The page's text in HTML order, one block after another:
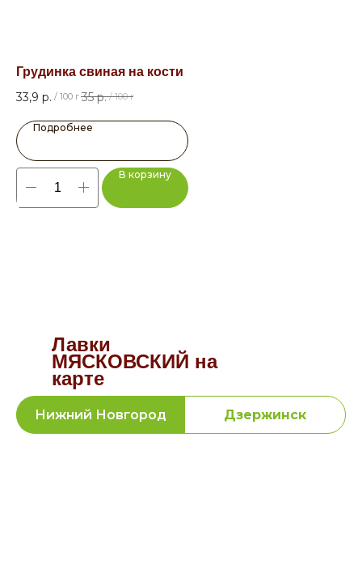
Грудинка свиная на кости
33,9 р. / 100 г 35 р. / 100 г
Подробнее
В корзину
Лавки
МЯСКОВСКИЙ на
карте
Нижний Новгород Дзержинск